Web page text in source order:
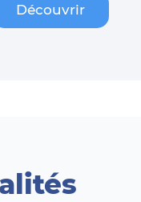
Découvrir